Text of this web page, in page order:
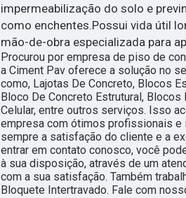
impermeabilização do solo e
como enchentes.Possui vida útil
mão-de-obra especializada para
Procurou por empresa de piso de
a Ciment Pav oferece a solução no
como, Lajotas De Concreto, Blocos
Bloco De Concreto Estrutural,
Celular, entre outros serviços. Isso
empresa com ótimos profissionais e
sempre a satisfação do cliente e a
entrar em contato conosco, você
à sua disposição, através de um
com a sua satisfação. Também
Bloquete Intertravado. Fale com